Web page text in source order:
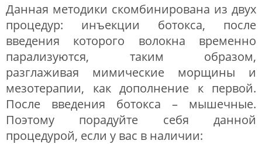
Данная методики скомбинирована из двух
процедур: инъекции ботокса, после
введения которого волокна временно
парализуются, таким образом,
разглаживая мимические морщины и
мезотерапии, как дополнение к первой.
После введения ботокса – мышечные.
Поэтому порадуйте себя данной
процедурой, если у вас в наличии: